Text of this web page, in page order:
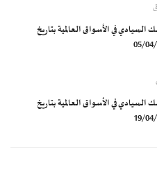
في الأسواق العالمية بتاريخ
05/
في الأسواق العالمية بتاريخ
19/